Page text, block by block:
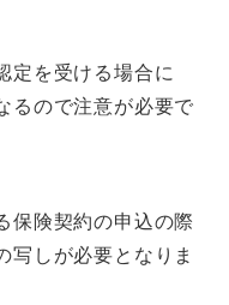
定を受ける場合に
るので注意が必要で
保険契約の申込の際
写しが必要となりま